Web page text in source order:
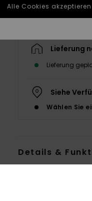
Lieferung
Lieferung
Siehe
Wählen Sie
Details &
Alle Cookies akzeptieren